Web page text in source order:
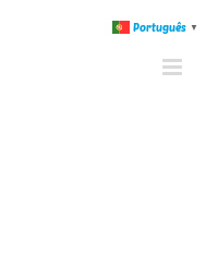
Português ▼